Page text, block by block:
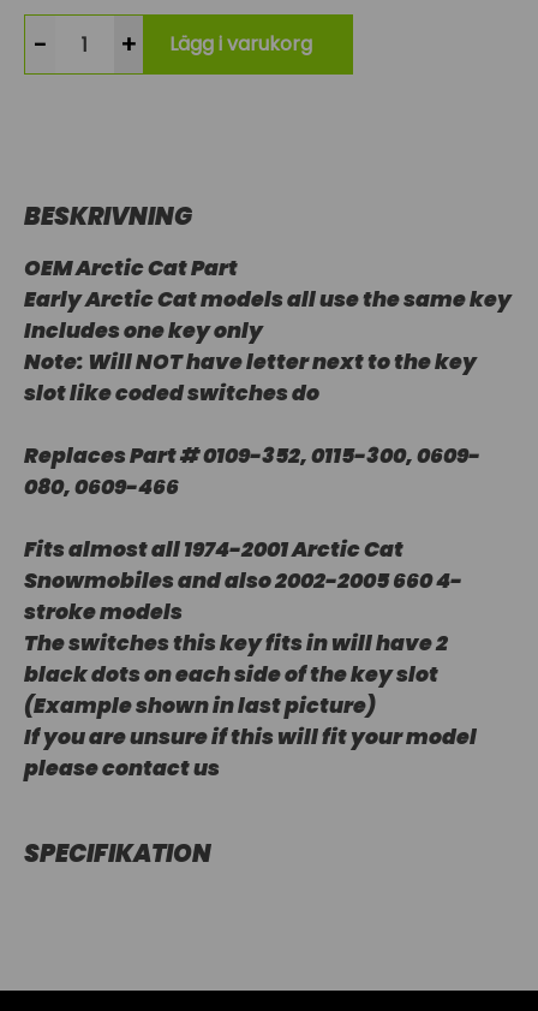
- + Lägg i varukorg
BESKRIVNING
OEM Arctic Cat Part
Early Arctic Cat models all use the same key
Includes one key only
Note: Will NOT have letter next to the key
slot like coded switches do
Replaces Part # 0109-352, 0115-300, 0609-
080, 0609-466
Fits almost all 1974-2001 Arctic Cat
Snowmobiles and also 2002-2005 660 4-
stroke models
The switches this key fits in will have 2
black dots on each side of the key slot
(Example shown in last picture)
If you are unsure if this will fit your model
please contact us
SPECIFIKATION